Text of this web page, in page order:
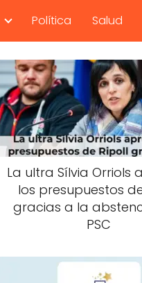
Política Salud
La ultra Sílvia Orriols
los presupuestos
gracias a la
PSC